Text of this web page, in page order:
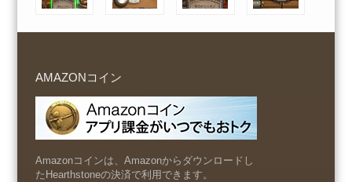
AMAZONコイン
Amazonコインは、Amazonからダウンロードし
たHearthstoneの決済で利用できます。